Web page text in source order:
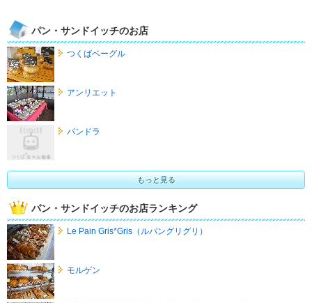
パン・サンドイッチのお店
つくばベーグル
アンリエット
パンドラ
もっと見る
パン・サンドイッチのお店ランキング
Le Pain Gris*Gris（ルパングリグリ）
モルゲン